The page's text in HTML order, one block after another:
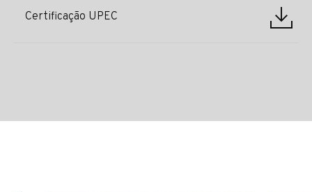
Certificação UPEC